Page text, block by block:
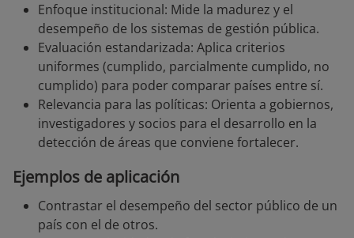
Enfoque institucional: Mide la madurez y el
desempeño de los sistemas de gestión pública.
Evaluación estandarizada: Aplica criterios
uniformes (cumplido, parcialmente cumplido, no
cumplido) para poder comparar países entre sí.
Relevancia para las políticas: Orienta a gobiernos,
investigadores y socios para el desarrollo en la
detección de áreas que conviene fortalecer.
Ejemplos de aplicación
Contrastar el desempeño del sector público de un
país con el de otros.